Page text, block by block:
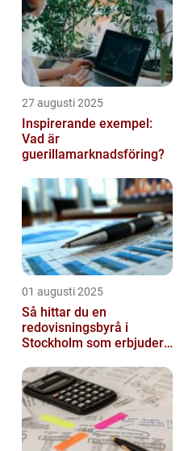
27 augusti 2025
Inspirerande exempel:
Vad är
guerillamarknadsföring?
01 augusti 2025
Så hittar du en
redovisningsbyrå i
Stockholm som erbjuder